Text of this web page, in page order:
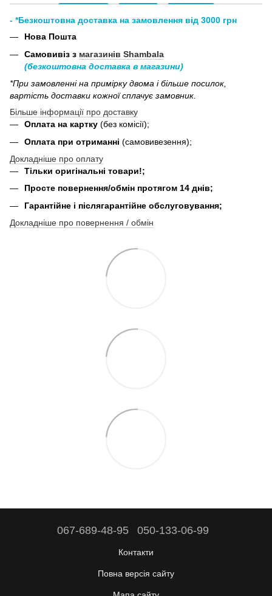
- *Безкоштовна доставка на замовлення від 3000 грн
Нова Пошта
Самовивіз з магазинів Shambala
(безкоштовна доставка в магазини)
*При замовленні на примірку двома і більше посилок,
вартість доставки кожної сплачує замовник.
Більше інформації про доставку
Оплата на картку (без комісії);
Оплата при отриманні (самовивезення);
Докладніше про оплату
Тільки оригінальні товари!;
Просте повернення/обмін протягом 14 днів;
Гарантійне і післягарантійне обслуговування;
Докладніше про повернення / обмін
067-689-48-95 050-133-06-99
Контакти
Повна версія сайту